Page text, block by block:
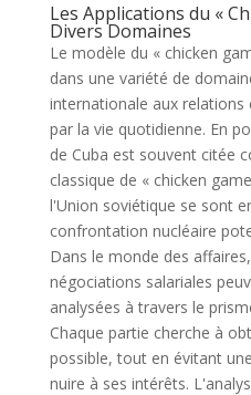
Les Applications du «
Divers Domaines
Le modèle du « chicken
dans une variété de
internationale aux
par la vie quotidienne. En
de Cuba est souvent citée
classique de « chicken
l'Union soviétique se sont
confrontation nucléaire
Dans le monde des
négociations salariales
analysées à travers le
Chaque partie cherche à
possible, tout en évitant
nuire à ses intérêts.